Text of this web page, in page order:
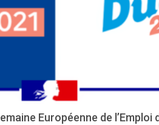
Européenne de